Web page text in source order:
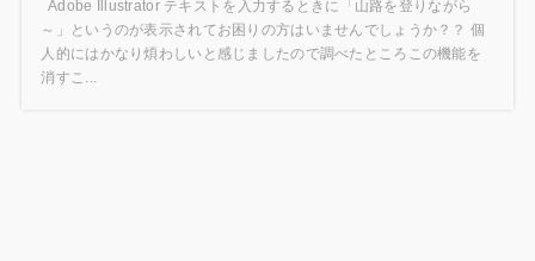
Adobe Illustrator テキストを入力するときに「山路を登りながら
～」というのが表示されてお困りの方はいませんでしょうか？？ 個
人的にはかなり煩わしいと感じましたので調べたところこの機能を
消すこ...